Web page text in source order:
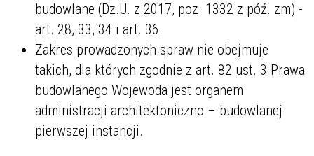
Struktura
Sprawa
budowlane (Dz.U. z 2017, poz. 1332 z póź. zm) -
art. 28, 33, 34 i art. 36.
Zakres prowadzonych spraw nie obejmuje
takich, dla których zgodnie z art. 82 ust. 3 Prawa
budowlanego Wojewoda jest organem
administracji architektoniczno – budowlanej
pierwszej instancji.